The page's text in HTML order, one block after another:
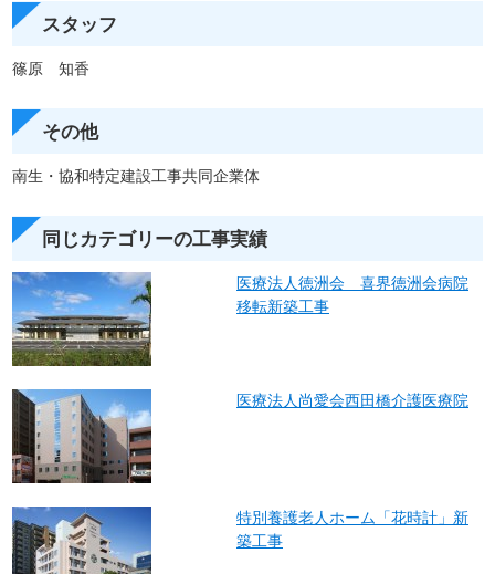
スタッフ
篠原 知香
その他
南生・協和特定建設工事共同企業体
同じカテゴリーの工事実績
医療法人徳洲会 喜界徳洲会病院
移転新築工事
医療法人尚愛会西田橋介護医療院
特別養護老人ホーム「花時計」新
築工事